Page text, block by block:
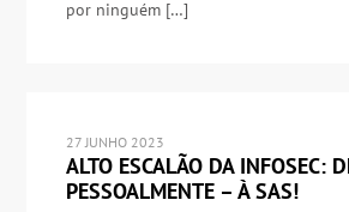
por ninguém […]
27 JUNHO 2023
ALTO ESCALÃO DA INFOSEC:
PESSOALMENTE – À SAS!